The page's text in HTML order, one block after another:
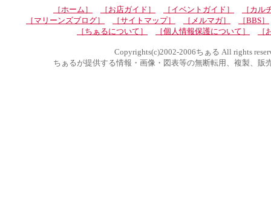
［ホーム］ ［お店ガイド］ ［イベントガイド］
［カル
［マリーンズブログ］
［サイトマップ］ ［メルマガ］
［BBS］
［ちぁるについて］
［個人情報保護について］ ［
Copyrights(c)2002-2006ちぁる All rights
ちぁるが提供する情報・画像・図表等の無断転用、複製、販